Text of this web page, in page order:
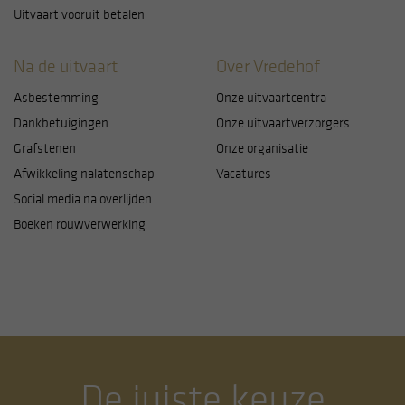
uitzetten. Die zijn namelijk nodig voor een goede
aanpassen door linksonder op cookie-instellingen te
klikken.
Uitvaart vooruit betalen
Na de uitvaart
Asbestemming
Dankbetuigingen
Grafstenen
Afwikkeling nalatenschap
Social media na overlijden
Boeken rouwverwerking
Over Vredehof
Onze uitvaartcentra
Onze uitvaartverzorgers
Onze organisatie
Vacatures